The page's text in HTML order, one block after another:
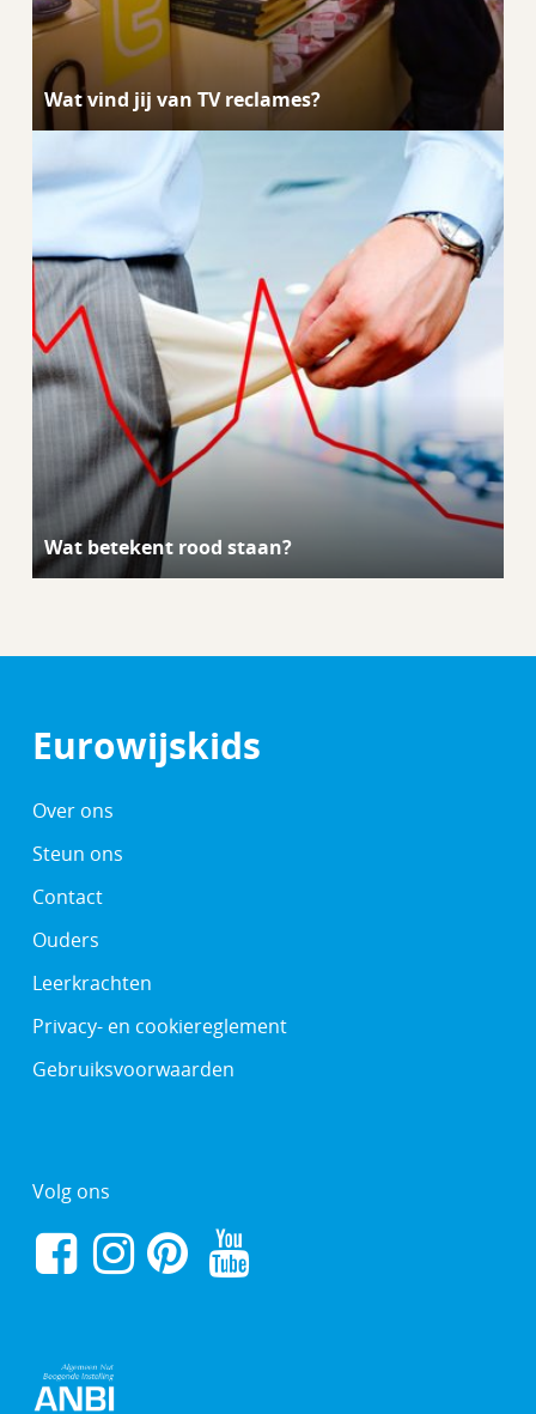
Wat vind jij van TV reclames?
Wat betekent rood staan?
Eurowijskids
Over ons
Steun ons
Contact
Ouders
Leerkrachten
Privacy- en cookiereglement
Gebruiksvoorwaarden
Volg ons